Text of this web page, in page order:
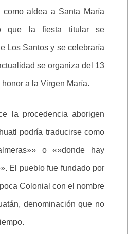
aldea a Santa María
que la fiesta titular se
Los Santos y se celebraría
se organiza del 13
a la Virgen María.
la procedencia aborigen
podría traducirse como
o «»donde hay
El pueblo fue fundado por
Colonial con el nombre
denominación que no